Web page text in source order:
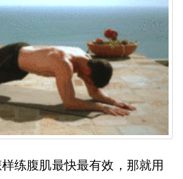
练腹肌最快最有效，那就用